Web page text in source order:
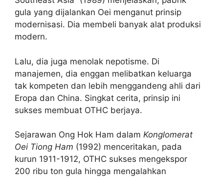
gula yang dijalankan Oei menganut prinsip
modernisasi. Dia membeli banyak alat produksi
modern.
Lalu, dia juga menolak nepotisme. Di
manajemen, dia enggan melibatkan keluarga
tak kompeten dan lebih menggandeng ahli dari
Eropa dan China. Singkat cerita, prinsip ini
sukses membuat OTHC berjaya.
Sejarawan Ong Hok Ham dalam Konglomerat
Oei Tiong Ham (1992) menceritakan, pada
kurun 1911-1912, OTHC sukses mengekspor
200 ribu ton gula hingga mengalahkan